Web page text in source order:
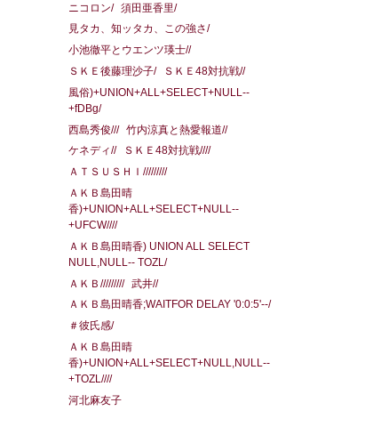
ニコロン/
須田亜香里/
見タカ、知ッタカ、この強さ/
小池徹平とウエンツ瑛士//
ＳＫＥ後藤理沙子/
ＳＫＥ48対抗戦//
風俗)+UNION+ALL+SELECT+NULL--
+fDBg/
西島秀俊///
竹内涼真と熱愛報道//
ケネディ//
ＳＫＥ48対抗戦////
ＡＴＳＵＳＨＩ/////////
ＡＫＢ島田晴
香)+UNION+ALL+SELECT+NULL--
+UFCW////
ＡＫＢ島田晴香) UNION ALL SELECT
NULL,NULL-- TOZL/
ＡＫＢ/////////
武井//
ＡＫＢ島田晴香;WAITFOR DELAY '0:0:5'--/
＃彼氏感/
ＡＫＢ島田晴
香)+UNION+ALL+SELECT+NULL,NULL--
+TOZL////
河北麻友子